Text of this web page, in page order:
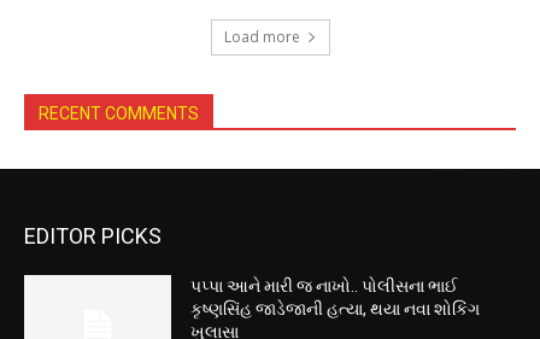
Load more
RECENT COMMENTS
EDITOR PICKS
પપ્પા આને મારી જ નાખો.. પોલીસના ભાઈ
કૃષ્ણસિંહ જાડેજાની હત્યા, થયા નવા શોકિંગ
ખુલાસા